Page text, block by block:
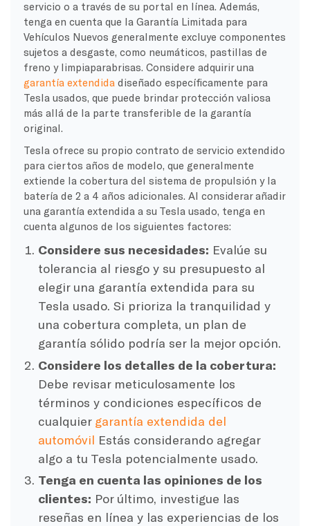
servicio o a través de su portal en línea. Además,
tenga en cuenta que la Garantía Limitada para
Vehículos Nuevos generalmente excluye componentes
sujetos a desgaste, como neumáticos, pastillas de
freno y limpiaparabrisas. Considere adquirir una
garantía extendidadiseñado específicamente para
Tesla usados, que puede brindar protección valiosa
más allá de la parte transferible de la garantía
original.
Tesla ofrece su propio contrato de servicio extendido
para ciertos años de modelo, que generalmente
extiende la cobertura del sistema de propulsión y la
batería de 2 a 4 años adicionales. Al considerar añadir
una garantía extendida a su Tesla usado, tenga en
cuenta algunos de los siguientes factores:
Considere sus necesidades: Evalúe su
tolerancia al riesgo y su presupuesto al
elegir una garantía extendida para su
Tesla usado. Si prioriza la tranquilidad y
una cobertura completa, un plan de
garantía sólido podría ser la mejor opción.
Considere los detalles de la cobertura:
Debe revisar meticulosamente los
términos y condiciones específicos de
cualquier garantía extendida del
automóvil Estás considerando agregar
algo a tu Tesla potencialmente usado.
Tenga en cuenta las opiniones de los
clientes: Por último, investigue las
reseñas en línea y las experiencias de los